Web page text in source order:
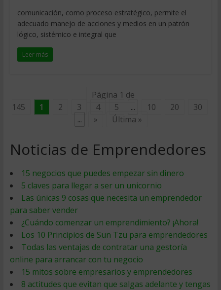
comunicación, como proceso estratégico, permite el
adecuado manejo de acciones y medios en un patrón
lógico, sistémico e integral que
Leer más
Página 1 de
145
1 2 3 4 5 ... 10 20
30
...
» Última »
Noticias de Emprendedores
15 negocios que puedes empezar sin dinero
5 claves para llegar a ser un unicornio
Las únicas 9 cosas que necesita un emprendedor
para saber vender
¿Cuándo comenzar un emprendimiento? ¡Ahora!
Los 10 Principios de Sun Tzu para emprendedores
Todas las ventajas de contratar una gestoría
online para arrancar con tu negocio
15 mitos sobre empresarios y emprendedores
8 actitudes que evitan que salgas adelante y tengas